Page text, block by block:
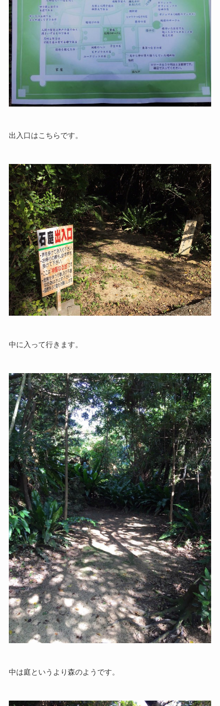
出入口はこちらです。
中に入って行きます。
中は庭というより森のようです。